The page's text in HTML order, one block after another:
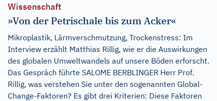
Wissenschaft
»Von der Petrischale bis zum Acker«
Mikroplastik, Lärmverschmutzung, Trockenstress: Im
Interview erzählt Matthias Rillig, wie er die Auswirkungen
des globalen Umweltwandels auf unsere Böden erforscht.
Das Gespräch führte SALOME BERBLINGER Herr Prof.
Rillig, was verstehen Sie unter den sogenannten Global-
Change-Faktoren? Es gibt drei Kriterien: Diese Faktoren